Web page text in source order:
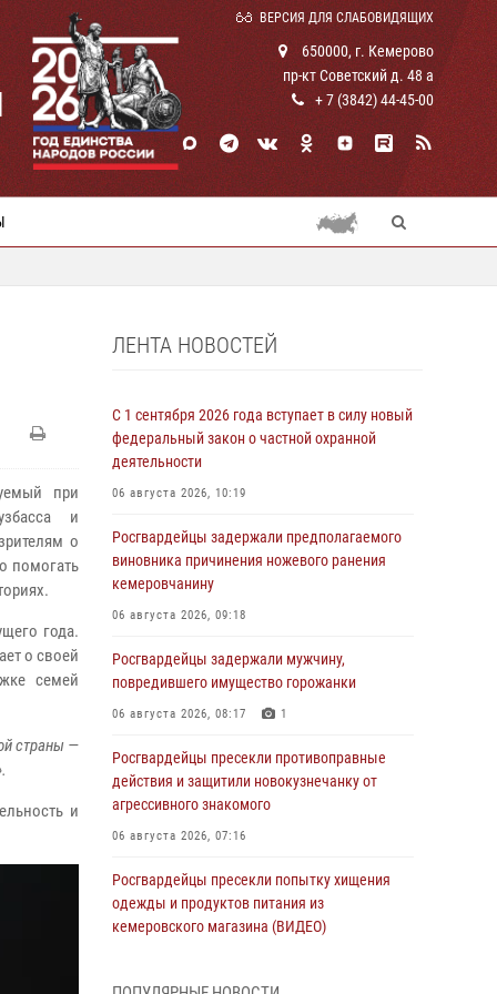
ВЕРСИЯ ДЛЯ СЛАБОВИДЯЩИХ
650000, г. Кемерово
пр-кт Советский д. 48 а
+ 7 (3842) 44-45-00
при
и
о
помогать
года.
о своей
семей
страны —
и
ЛЕНТА НОВОСТЕЙ
С 1 сентября 2026 года вступает в силу новый
федеральный закон о частной охранной
деятельности
06 августа 2026, 10:19
Росгвардейцы задержали предполагаемого
виновника причинения ножевого ранения
кемеровчанину
06 августа 2026, 09:18
Росгвардейцы задержали мужчину,
повредившего имущество горожанки
06 августа 2026, 08:17 1
Росгвардейцы пресекли противоправные
действия и защитили новокузнечанку от
агрессивного знакомого
06 августа 2026, 07:16
Росгвардейцы пресекли попытку хищения
одежды и продуктов питания из
кемеровского магазина (ВИДЕО)